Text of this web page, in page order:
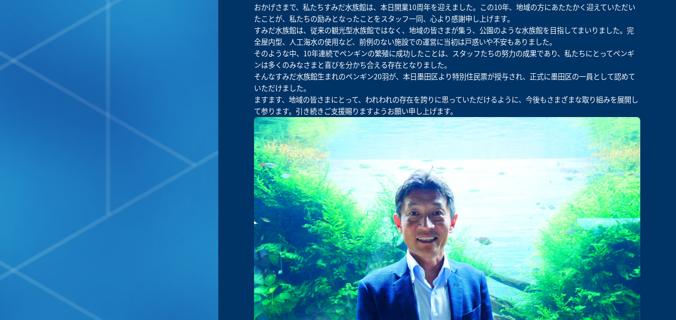
おかげさまで、私たちすみだ水族館は、本日開業10周年を迎えました。この10年、地域の方にあたたかく迎えていただい
たことが、私たちの励みとなったことをスタッフ一同、心より感謝申し上げます。
すみだ水族館は、従来の観光型水族館ではなく、地域の皆さまが集う、公園のような水族館を目指してまいりました。完
全屋内型、人工海水の使用など、前例のない施設での運営に当初は戸惑いや不安もありました。
そのような中、10年連続でペンギンの繁殖に成功したことは、スタッフたちの努力の成果であり、私たちにとってペンギ
ンは多くのみなさまと喜びを分かち合える存在となりました。
そんなすみだ水族館生まれのペンギン20羽が、本日墨田区より特別住民票が授与され、正式に墨田区の一員として認めて
いただけました。
ますます、地域の皆さまにとって、われわれの存在を誇りに思っていただけるように、今後もさまざまな取り組みを展開し
て参ります。引き続きご支援賜りますようお願い申し上げます。